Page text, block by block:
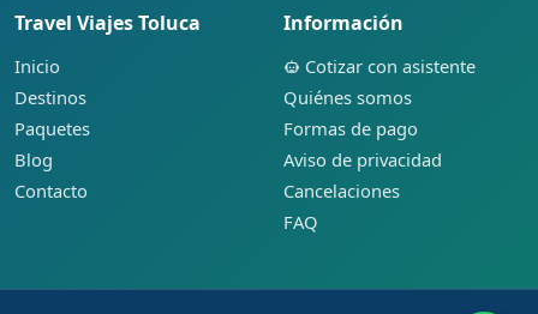
Travel Viajes Toluca
Inicio
Destinos
Paquetes
Blog
Contacto
Información
Cotizar con asistente
Quiénes somos
Formas de pago
Aviso de privacidad
Cancelaciones
FAQ